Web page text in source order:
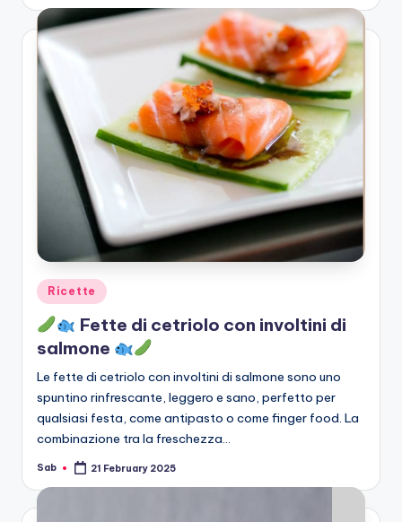
Posted
in
Ricette
Fette di cetriolo con involtini di
salmone
Le fette di cetriolo con involtini di salmone sono uno
spuntino rinfrescante, leggero e sano, perfetto per
qualsiasi festa, come antipasto o come finger food. La
combinazione tra la freschezza…
Posted
Sab 21 February 2025